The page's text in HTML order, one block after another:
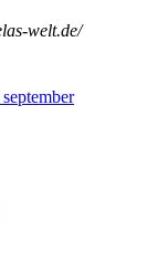
welt.de/